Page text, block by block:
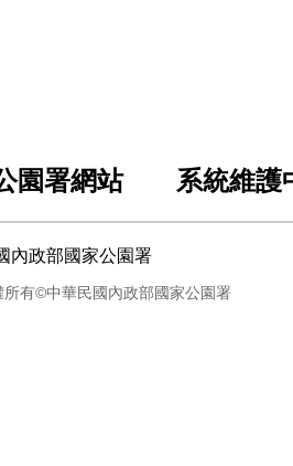
園署網站 系統維護
內政部國家公園署
有©中華民國內政部國家公園署